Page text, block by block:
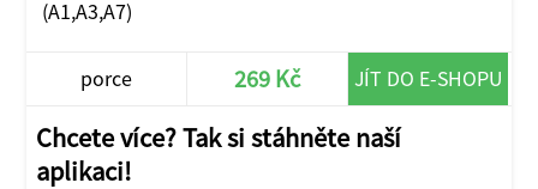
(A1,A3,A7)
porce 269 Kč JÍT DO E-SHOPU
Chcete více? Tak si stáhněte naší
aplikaci!